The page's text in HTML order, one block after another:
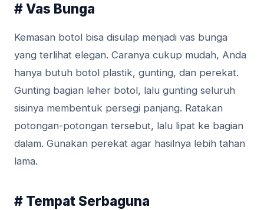
# Vas Bunga
Kemasan botol bisa disulap menjadi vas bunga
yang terlihat elegan. Caranya cukup mudah, Anda
hanya butuh botol plastik, gunting, dan perekat.
Gunting bagian leher botol, lalu gunting seluruh
sisinya membentuk persegi panjang. Ratakan
potongan-potongan tersebut, lalu lipat ke bagian
dalam. Gunakan perekat agar hasilnya lebih tahan
lama.
# Tempat Serbaguna